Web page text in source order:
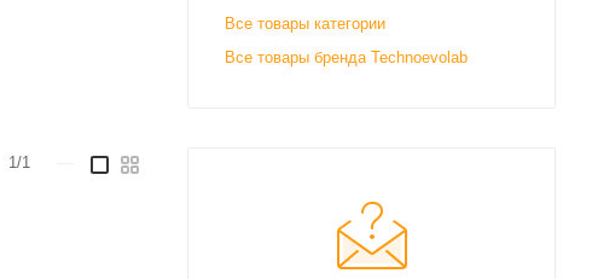
1/1
Все товары категории
Все товары бренда Technoevolab